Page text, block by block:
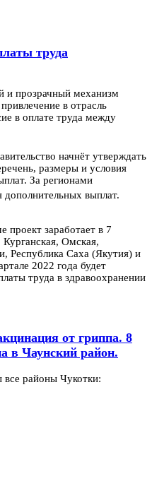
труда
и прозрачный механизм
в отрасль
в оплате труда между
начнёт утверждать
размеры и условия
За регионами
дополнительных выплат.ᅠ
проект заработает в 7
Омская,
Республика Саха (Якутия) и
2022 года будет
труда в здравоохранении
от гриппа. 8
в Чаунский район.
все районы Чукотки: